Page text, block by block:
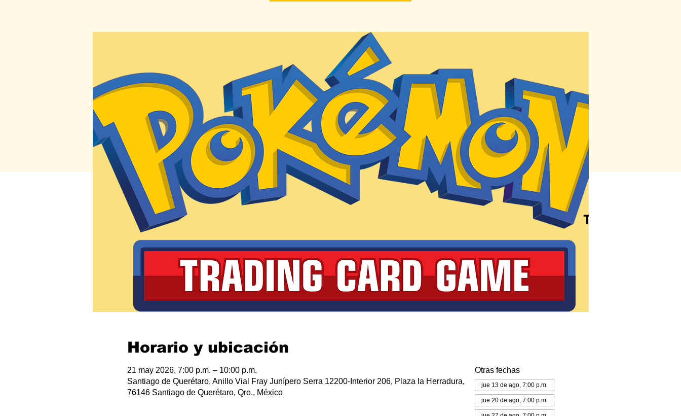
Horario y ubicación
21 may 2026, 7:00 p.m. – 10:00 p.m.
Santiago de Querétaro, Anillo Vial Fray Junípero Serra 12200-Interior 206, Plaza la Herradura,
76146 Santiago de Querétaro, Qro., México
Otras fechas
jue 13 de ago, 7:00 p.m.
jue 20 de ago, 7:00 p.m.